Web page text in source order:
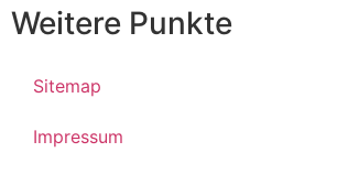
Weitere Punkte
Sitemap
Impressum